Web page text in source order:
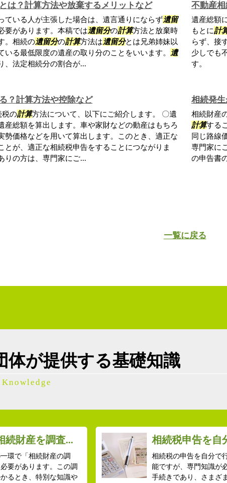
は？計算方法や放棄するメリットなど
ている人が主張した場合は、遺言通りにならず遺留
要があります。本稿では遺留分の計算方法と放棄時
。相続の遺留分の計算方法は遺留分とは兄弟姉妹以
いる最低限度の遺産の取り分のことをいいます。
遺
、法定相続分の割合が...
不動産
遺産総額
もとに計
らず、接
少しでも
す。
？計算方法や控除など
税の計算方法について、以下にご紹介します。 〇遺
産総額を算出します。車や家財などの動産はもちろ
勢価格などを用いて算出します。このとき、適正な
とが、適正な相続税申告をすることにつながりま
りの方は、専門家にご...
相続発
相続財産
計算する
同じ路線
専門家に
の申告書
一覧に戻る
体が提供する基礎知識
続財産を調査...
環で「相続財産の調
要があります。この調
るとき、特別な知識や
相続税申告を自
相続税の申告を自分で
能ですが、専門知識が
手続きであり、さまざ